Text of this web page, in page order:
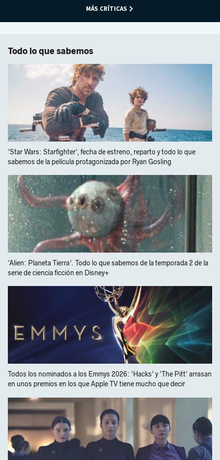
MÁS CRÍTICAS
Todo lo que sabemos
'Star Wars: Starfighter', fecha de estreno, reparto y todo lo que
sabemos de la película protagonizada por Ryan Gosling
'Alien: Planeta Tierra'. Todo lo que sabemos de la temporada 2 de la
serie de ciencia ficción en Disney+
Todos los nominados a los Emmys 2026: 'Hacks' y 'The Pitt' arrasan
en unos premios en los que Apple TV tiene mucho que decir